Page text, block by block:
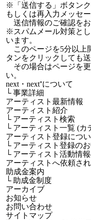
※「送信する」ボタン
もしくは再入力メッセ
送信情報のご確認をお
※スパムメール対策と
います。
このページを5分以上
タンをクリックしても
その場合はページを
い。
next・next⁺について
└事業詳細
アーティスト最新情報
アーティスト紹介
└ アーティスト検索
└ アーティスト一覧 (カ
アーティスト登録につ
└ アーティスト登録の
└ アーティスト活動情
アーティストへ依頼さ
助成金案内
└ 助成金制度
アーカイブ
お知らせ
お問い合わせ
サイトマップ